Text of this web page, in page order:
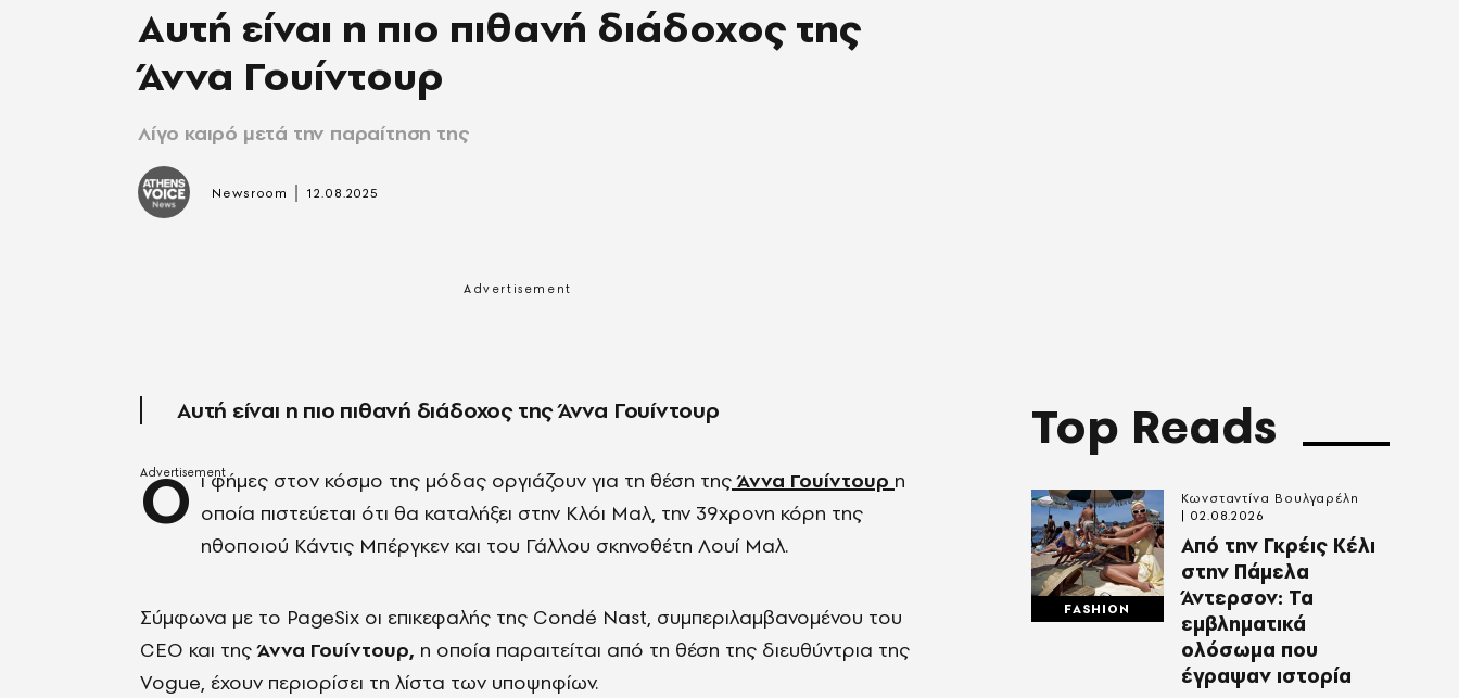
Aυτή είναι η πιο πιθανή διάδοχος της
Άννα Γουίντουρ
Λίγο καιρό μετά την παραίτηση της
Newsroom 12.08.2025
Aυτή είναι η πιο πιθανή διάδοχος της Άννα Γουίντουρ
Ο ι φήμες στον κόσμο της μόδας οργιάζουν για τη θέση της Άννα Γουίντουρ η
οποία πιστεύεται ότι θα καταλήξει στην Κλόι Μαλ, την 39χρονη κόρη της
ηθοποιού Κάντις Μπέργκεν και του Γάλλου σκηνοθέτη Λουί Μαλ.
Σύμφωνα με το PageSix οι επικεφαλής της Condé Nast, συμπεριλαμβανομένου του
CEO και τηςΆννα Γουίντουρ, η οποία παραιτείται από τη θέση της διευθύντρια της
Vogue, έχουν περιορίσει τη λίστα των υποψηφίων.
Top Reads
FASHION
Από την Γκρέις Κέλι
στην Πάμελα
Άντερσον: Τα
εμβληματικά
ολόσωμα που
έγραψαν ιστορία
Κωνσταντίνα Βουλγαρέλη
02.08.2026